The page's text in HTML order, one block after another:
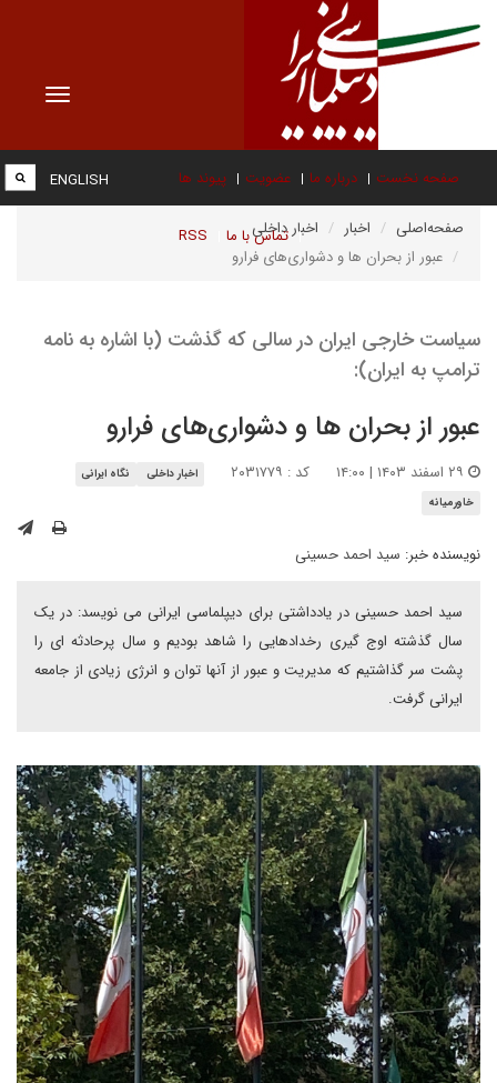
Toggle
صفحه نخست درباره ما عضویت پیوند ها
تماس با ما RSS
ENGLISH
صفحه‌اصلی اخبار
اخبار داخلی
عبور از بحران ها و دشواری‌های فرارو
سیاست خارجی ایران در سالی که گذشت (با اشاره به نامه
ترامپ به ایران):
عبور از بحران ها و دشواری‌های فرارو
کد : ۲۰۳۱۷۷۹ اخبار داخلی
نگاه ایرانی
خاورمیانه
نویسنده خبر: سید احمد حسینی
سید احمد حسینی در یادداشتی برای دیپلماسی ایرانی می نویسد: در یک
سال گذشته اوج گیری رخدادهایی را شاهد بودیم و سال پرحادثه ای را
پشت سر گذاشتیم که مدیریت و عبور از آنها توان و انرژی زیادی از جامعه
ایرانی گرفت.